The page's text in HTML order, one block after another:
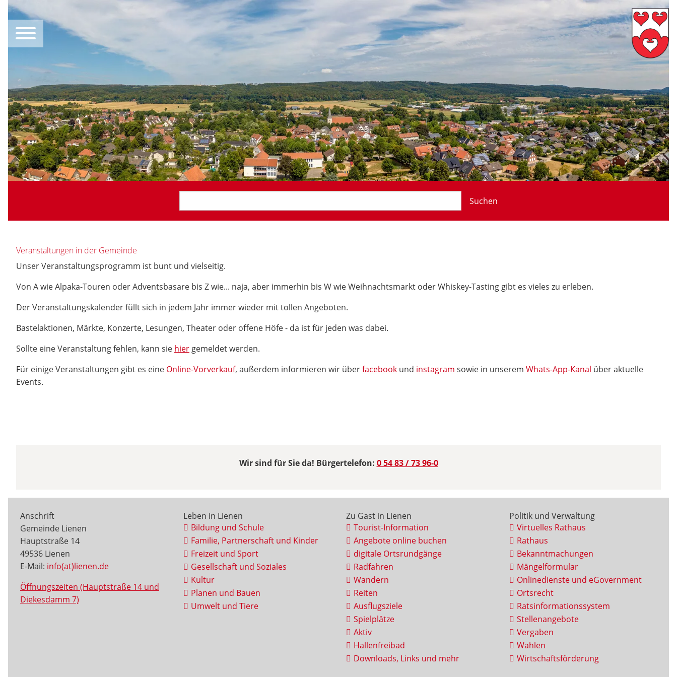
Suchen
Veranstaltungen in der Gemeinde
Unser Veranstaltungsprogramm ist bunt und vielseitig.
Von A wie Alpaka-Touren oder Adventsbasare bis Z wie... naja, aber immerhin bis W wie Weihnachtsmarkt oder Whiskey-Tasting gibt es vieles zu erleben.
Der Veranstaltungskalender füllt sich in jedem Jahr immer wieder mit tollen Angeboten.
Bastelaktionen, Märkte, Konzerte, Lesungen, Theater oder offene Höfe - da ist für jeden was dabei.
Sollte eine Veranstaltung fehlen, kann sie hier gemeldet werden.
Für einige Veranstaltungen gibt es eine Online-Vorverkauf, außerdem informieren wir überfacebook und instagram sowie in unserem Whats-App-Kanal über aktuelle
Events.
Wir sind für Sie da! Bürgertelefon: 0 54 83 / 73 96-0
Anschrift
Gemeinde Lienen
Hauptstraße 14
49536 Lienen
E-Mail: info(at)lienen.de
Öffnungszeiten (Hauptstraße 14 und
Diekesdamm 7)
Leben in Lienen
Bildung und Schule
Familie, Partnerschaft und Kinder
Freizeit und Sport
Gesellschaft und Soziales
Kultur
Planen und Bauen
Umwelt und Tiere
Zu Gast in Lienen
Tourist-Information
Angebote online buchen
digitale Ortsrundgänge
Radfahren
Wandern
Reiten
Ausflugsziele
Spielplätze
Aktiv
Hallenfreibad
Downloads, Links und mehr
Politik und Verwaltung
Virtuelles Rathaus
Rathaus
Bekanntmachungen
Mängelformular
Onlinedienste und eGovernment
Ortsrecht
Ratsinformationssystem
Stellenangebote
Vergaben
Wahlen
Wirtschaftsförderung